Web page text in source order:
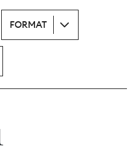
FORMAT